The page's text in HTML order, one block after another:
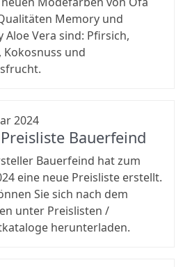
Memory und
Aloe Vera sind: Pfirsich,
Kokosnuss und
2024
Bauerfeind
Bauerfeind hat zum
eine neue Preisliste erstellt.
Sie sich nach dem
unter Preislisten /
herunterladen.